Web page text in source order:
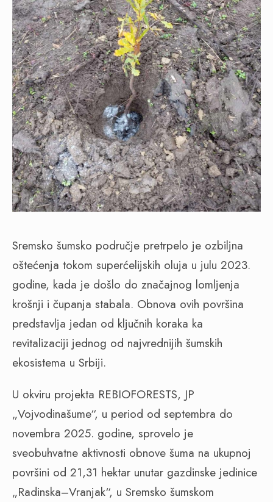
Sremsko šumsko područje pretrpelo je ozbiljna
oštećenja tokom superćelijskih oluja u julu 2023.
godine, kada je došlo do značajnog lomljenja
krošnji i čupanja stabala. Obnova ovih površina
predstavlja jedan od ključnih koraka ka
revitalizaciji jednog od najvrednijih šumskih
ekosistema u Srbiji.
U okviru projekta REBIOFORESTS, JP
„Vojvodinašume“, u period od septembra do
novembra 2025. godine, sprovelo je
sveobuhvatne aktivnosti obnove šuma na ukupnoj
površini od 21,31 hektar unutar gazdinske jedinice
„Radinska–Vranjak“, u Sremsko šumskom